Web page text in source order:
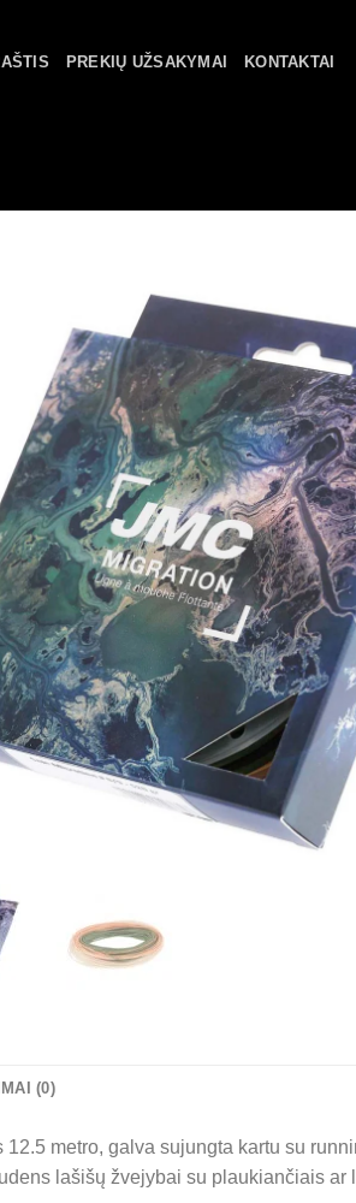
PREKIŲ UŽSAKYMAI KONTAKTAI
(0)
metro, galva sujungta kartu su
lašišų žvejybai su plaukiančiais ar